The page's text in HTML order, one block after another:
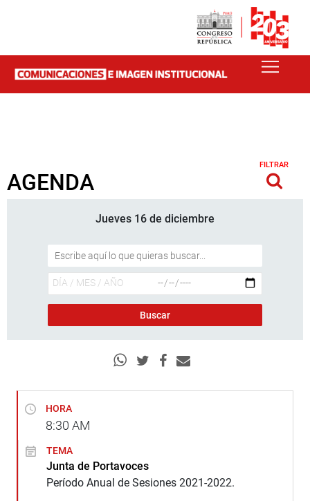
AGENDA
FILTRAR
Jueves 16 de diciembre
HORA
8:30 AM
TEMA
Junta de Portavoces
Período Anual de Sesiones 2021-2022.